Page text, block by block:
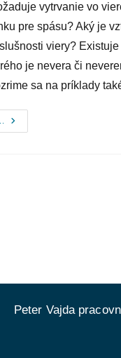
vytrvanie vo
pre spásu? Aký je
viery?
je nevera či
sa na príklady
Uverili,
Ale
Peter Vajda